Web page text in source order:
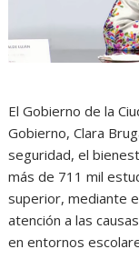
El Gobierno de la
Gobierno, Clara
seguridad, el
más de 711 mil
superior, mediante
atención a las
en entornos